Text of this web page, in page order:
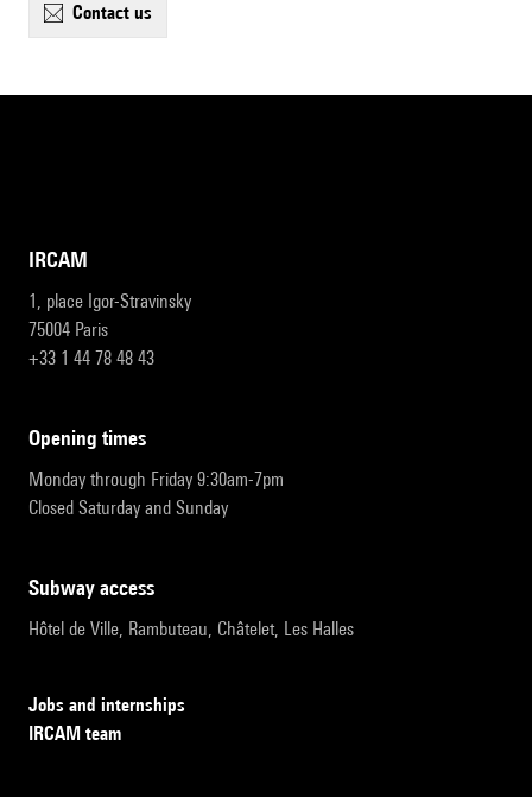
contact us
IRCAM
1, place Igor-Stravinsky
75004 Paris
+33 1 44 78 48 43
opening times
Monday through Friday 9:30am-7pm
Closed Saturday and Sunday
subway access
Hôtel de Ville, Rambuteau, Châtelet, Les Halles
Jobs and internships
IRCAM team